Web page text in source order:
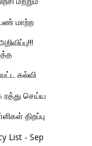
மாற்ற
கல்வி
செய்ய
திறப்பு
List - Sep